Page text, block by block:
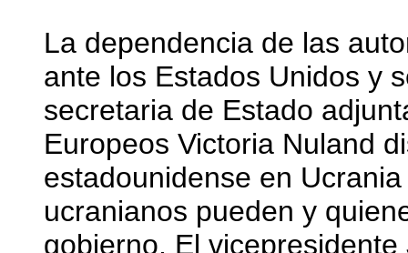
La dependencia de las
ante los Estados Unidos y
secretaria de Estado
Europeos Victoria Nuland
estadounidense en
ucranianos pueden y
gobierno. El